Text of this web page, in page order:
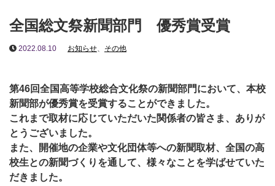
全国総文祭新聞部門 優秀賞受賞
2022.08.10 お知らせ、 その他
第46回全国高等学校総合文化祭の新聞部門において、本校
新聞部が優秀賞を受賞することができました。
これまで取材に応じていただいた関係者の皆さま、ありが
とうございました。
また、開催地の企業や文化団体等への新聞取材、全国の高
校生との新聞づくりを通して、様々なことを学ばせていた
だきました。